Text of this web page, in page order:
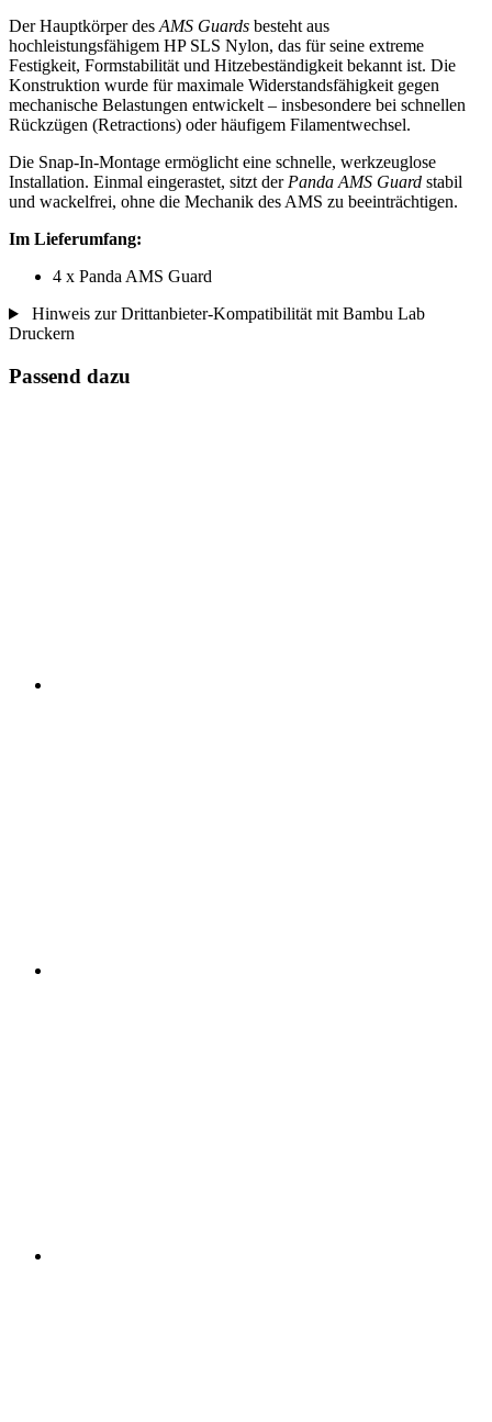
Der Hauptkörper des AMS Guards besteht aus
hochleistungsfähigem HP SLS Nylon, das für seine extreme
Festigkeit, Formstabilität und Hitzebeständigkeit bekannt ist. Die
Konstruktion wurde für maximale Widerstandsfähigkeit gegen
mechanische Belastungen entwickelt – insbesondere bei schnellen
Rückzügen (Retractions) oder häufigem Filamentwechsel.
Die Snap-In-Montage ermöglicht eine schnelle, werkzeuglose
Installation. Einmal eingerastet, sitzt der Panda AMS Guard stabil
und wackelfrei, ohne die Mechanik des AMS zu beeinträchtigen.
Im Lieferumfang:
4 x Panda AMS Guard
Hinweis zur Drittanbieter-Kompatibilität mit Bambu Lab
Druckern
Passend dazu